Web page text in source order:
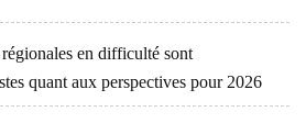
en difficulté sont
quant aux perspectives pour 2026